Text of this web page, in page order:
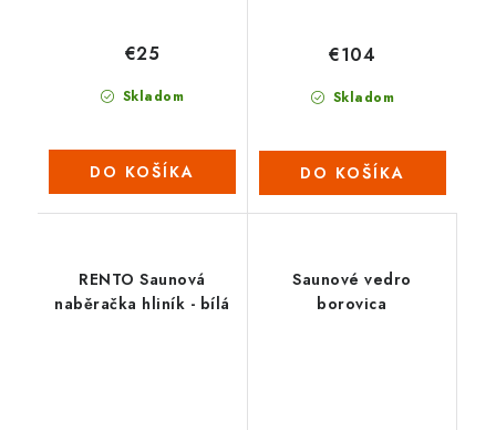
Skladom
€25
DO KOŠÍKA
Skladom
€104
DO KOŠÍKA
RENTO Saunová
naběračka hliník - bílá
Saunové vedro
borovica